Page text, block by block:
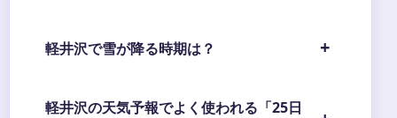
軽井沢で雪が降る時期は？
軽井沢の天気予報でよく使われる「25日